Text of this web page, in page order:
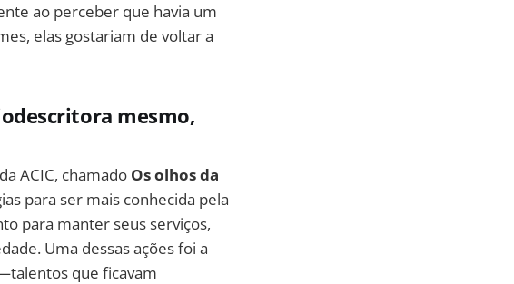
ao perceber que havia um
elas gostariam de voltar a
mesmo,
ACIC, chamado Os olhos da
para ser mais conhecida pela
para manter seus serviços,
Uma dessas ações foi a
que ficavam